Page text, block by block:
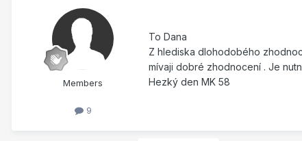
Members
9
To Dana
Z hlediska dlohodobého
mívaji dobré zhodnocení . Je
Hezký den MK 58